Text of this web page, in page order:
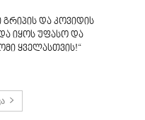
გრიპის და კოვიდის
იყოს უფასო და
ყველასთვის!“